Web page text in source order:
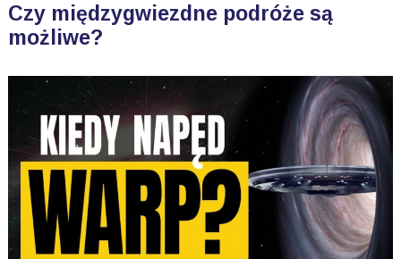
Czy międzygwiezdne podróże są
możliwe?